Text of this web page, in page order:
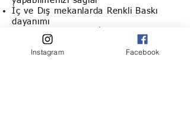
İç ve Dış mekanlarda Renkli Baskı
dayanımı
Kalitesi kanıtlanmış İlikli, Yapışkanlı,
Saksı Etiket çeşitleri
Kullanıma hazır etiket çeşitleri
Instagram Facebook